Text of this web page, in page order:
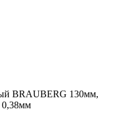
BRAUBERG 130мм,